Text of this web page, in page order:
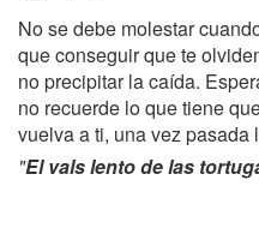
No se debe molestar
que conseguir que te
no precipitar la caída.
no recuerde lo que tiene
vuelva a ti, una vez pasada
"El vals lento de las